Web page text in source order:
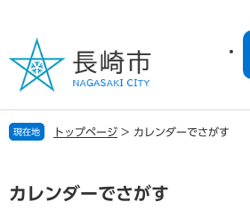
の
で
す
ー
ば
し
文
現在地 トップページ > カレンダーでさがす
文
カレンダーでさがす